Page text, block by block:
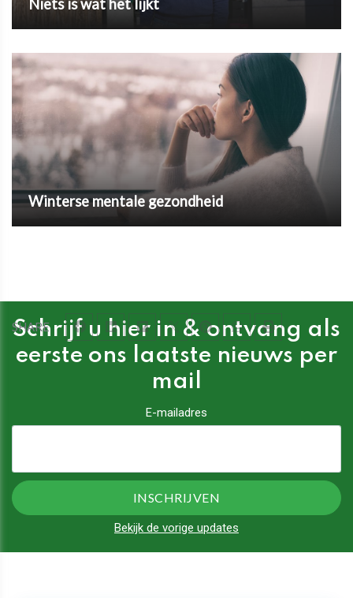
SHARE
Niets is wat het lijkt
Winterse mentale gezondheid
Schrijf u hier in & ontvang als
eerste ons laatste nieuws per
mail
E-mailadres
Bekijk de vorige updates